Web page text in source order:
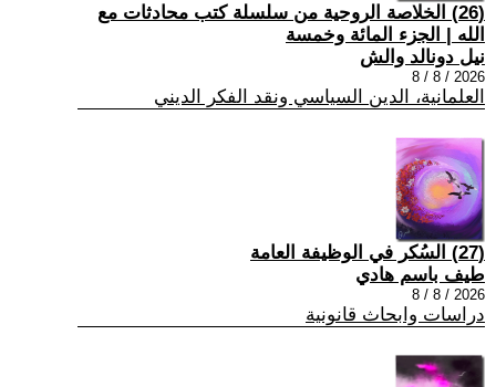
(26) الخلاصة الروحية من سلسلة كتب محادثات مع
الله | الجزء المائة وخمسة
نيل دونالد والش
2026 / 8 / 8
العلمانية، الدين السياسي ونقد الفكر الديني
(27) السُكر في الوظيفة العامة
طيف باسم هادي
2026 / 8 / 8
دراسات وابحاث قانونية